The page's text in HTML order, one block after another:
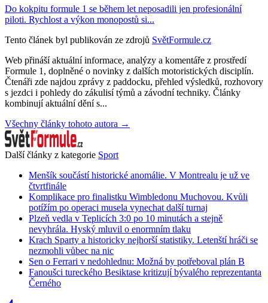
Do kokpitu formule 1 se během let neposadili jen profesionální
piloti. Rychlost a výkon monopostů si...
Tento článek byl publikován ze zdrojů SvětFormule.cz
Web přináší aktuální informace, analýzy a komentáře z prostředí
Formule 1, doplněné o novinky z dalších motoristických disciplín.
Čtenáři zde najdou zprávy z paddocku, přehled výsledků, rozhovory
s jezdci i pohledy do zákulisí týmů a závodní techniky. Články
kombinují aktuální dění s...
Všechny články tohoto autora →
Další články z kategorie Sport
Menšík součástí historické anomálie. V Montrealu je už ve
čtvrtfinále
Komplikace pro finalistku Wimbledonu Muchovou. Kvůli
potížím po operaci musela vynechat další turnaj
Plzeň vedla v Teplicích 3:0 po 10 minutách a stejně
nevyhrála. Hyský mluvil o enormním tlaku
Krach Sparty a historicky nejhorší statistiky. Letenští hráči se
nezmohli vůbec na nic
Sen o Ferrari v nedohlednu: Možná by potřeboval plán B
Fanoušci tureckého Besiktase kritizují bývalého reprezentanta
Černého